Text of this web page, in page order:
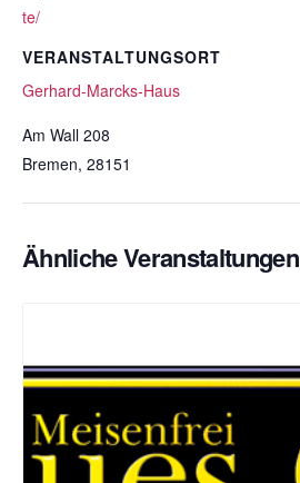
te/
VERANSTALTUNGSORT
Gerhard-Marcks-Haus
Am Wall 208
Bremen, 28151
Ähnliche Veranstaltungen